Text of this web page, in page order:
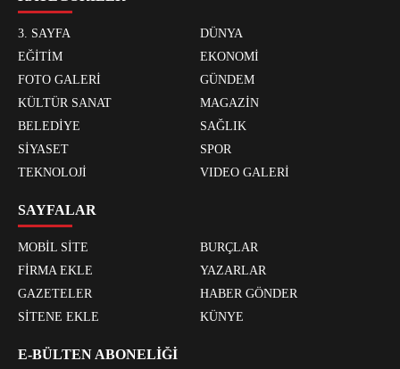
3. SAYFA
DÜNYA
EĞİTİM
EKONOMİ
FOTO GALERİ
GÜNDEM
KÜLTÜR SANAT
MAGAZİN
BELEDİYE
SAĞLIK
SİYASET
SPOR
TEKNOLOJİ
VIDEO GALERİ
SAYFALAR
MOBİL SİTE
BURÇLAR
FİRMA EKLE
YAZARLAR
GAZETELER
HABER GÖNDER
SİTENE EKLE
KÜNYE
E-BÜLTEN ABONELİĞİ